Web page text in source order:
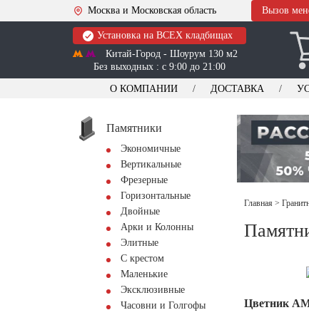
Москва и Московская область Вызов
Установка на ВСЕХ кладбищах
Китай-Город - Шоурум 130 м2
Без выходных : с 9:00 до 21:00
О КОМПАНИИ ДОСТАВКА
Памятники
Экономичные
Вертикальные
Фрезерные
Горизонтальные
Двойные
Арки и Колонны
Элитные
С крестом
Маленькие
Эксклюзивные
Часовни и Голгофы
Главная >
Цветник